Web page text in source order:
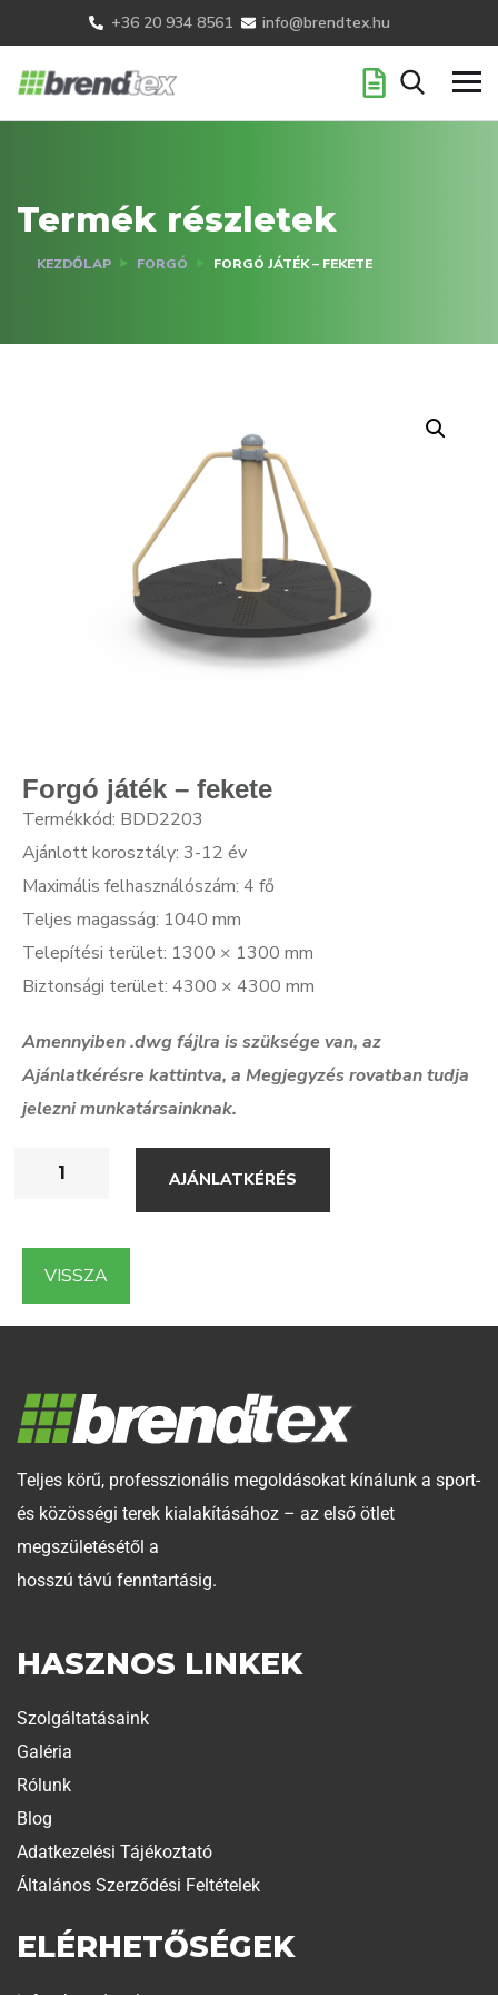
+36 20 934 8561 info@brendtex.hu
Termék részletek
KEZDŐLAP FORGÓ FORGÓ JÁTÉK – FEKETE
Forgó játék – fekete
Termékkód: BDD2203
Ajánlott korosztály: 3-12 év
Maximális felhasználószám: 4 fő
Teljes magasság: 1040 mm
Telepítési terület: 1300 × 1300 mm
Biztonsági terület: 4300 × 4300 mm
Amennyiben .dwg fájlra is szüksége van, az
Ajánlatkérésre kattintva, a Megjegyzés rovatban tudja
jelezni munkatársainknak.
AJÁNLATKÉRÉS
VISSZA
Teljes körű, professzionális megoldásokat kínálunk a sport-
és közösségi terek kialakításához – az első ötlet
megszületésétől a
hosszú távú fenntartásig.
HASZNOS LINKEK
Szolgáltatásaink
Galéria
Rólunk
Blog
Adatkezelési Tájékoztató
Általános Szerződési Feltételek
ELÉRHETŐSÉGEK